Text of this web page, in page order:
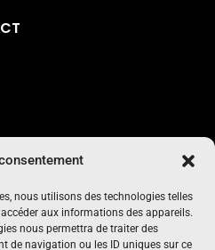
nous utilisons des technologies telles
aux informations des appareils.
nous permettra de traiter des
de navigation ou les ID uniques sur ce
gratuit et sans